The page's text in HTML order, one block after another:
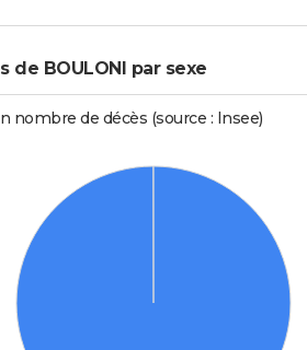
de BOULONI par sexe
nombre de décès (source : Insee)